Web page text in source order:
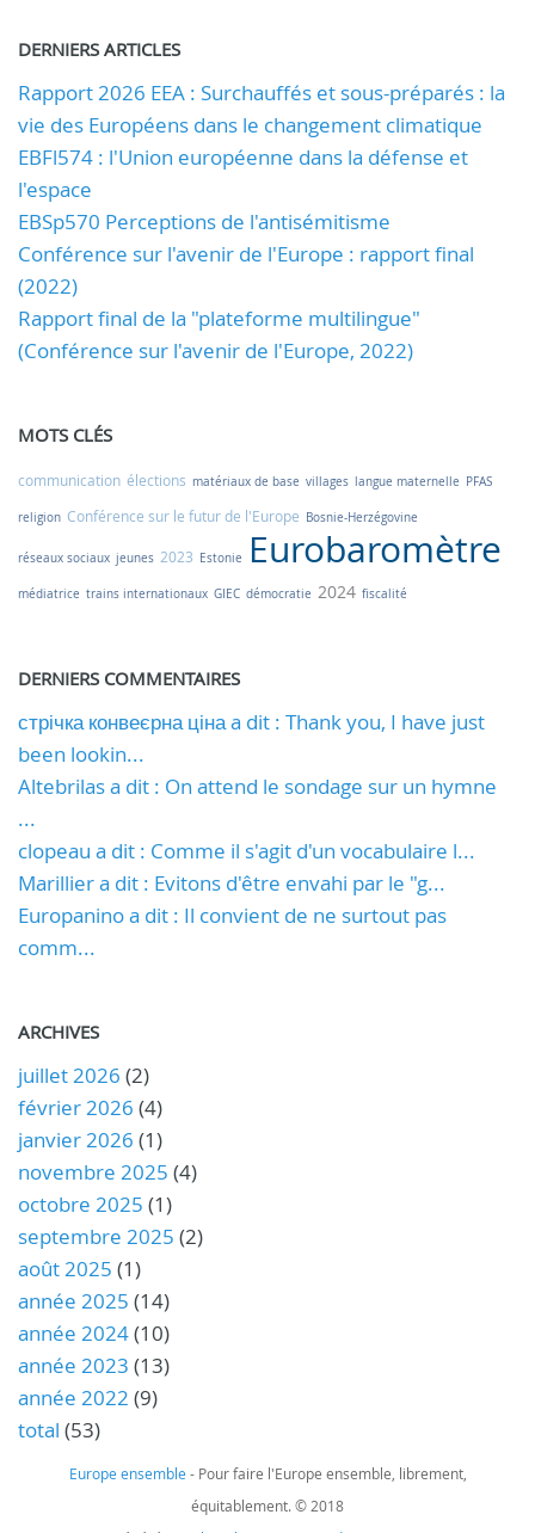
DERNIERS ARTICLES
Rapport 2026 EEA : Surchauffés et sous-préparés : la
vie des Européens dans le changement climatique
EBFl574 : l'Union européenne dans la défense et
l'espace
EBSp570 Perceptions de l'antisémitisme
Conférence sur l'avenir de l'Europe : rapport final
(2022)
Rapport final de la "plateforme multilingue"
(Conférence sur l'avenir de l'Europe, 2022)
MOTS CLÉS
communication élections matériaux de base villages langue maternelle PFAS
religion Conférence sur le futur de l'Europe Bosnie-Herzégovine
réseaux sociaux jeunes 2023 Estonie Eurobaromètre
médiatrice trains internationaux GIEC démocratie 2024 fiscalité
DERNIERS COMMENTAIRES
стрічка конвеєрна ціна a dit : Thank you, I have just
been lookin...
Altebrilas a dit : On attend le sondage sur un hymne
...
clopeau a dit : Comme il s'agit d'un vocabulaire l...
Marillier a dit : Evitons d'être envahi par le "g...
Europanino a dit : Il convient de ne surtout pas
comm...
ARCHIVES
juillet 2026 (2)
février 2026 (4)
janvier 2026 (1)
novembre 2025 (4)
octobre 2025 (1)
septembre 2025 (2)
août 2025 (1)
année 2025 (14)
année 2024(10)
année 2023 (13)
année 2022 (9)
total (53)
Europe ensemble - Pour faire l'Europe ensemble, librement,
équitablement. © 2018